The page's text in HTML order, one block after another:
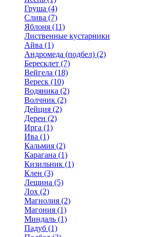
Груша (4)
Слива (7)
Яблоня (11)
Лиственные кустарники
Айва (1)
Андромеда (подбел) (2)
Бересклет (7)
Вейгела (18)
Вереск (10)
Водяника (2)
Волчник (2)
Дейция (2)
Дерен (2)
Ирга (1)
Ива (1)
Кальмия (2)
Карагана (1)
Кизильник (1)
Клен (3)
Лещина (5)
Лох (2)
Магнолия (2)
Магония (1)
Миндаль (1)
Падуб (1)